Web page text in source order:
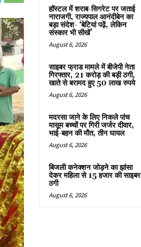
हॉस्टल में शराब-सिगरेट पर जताई
नाराजगी, राज्यपाल आनंदीबेन का
बड़ा संदेश- ‘बेटियां पढ़ें, लेकिन
संस्कार भी सीखें’
August 6, 2026
साइबर फ्राड मामले में बीजेपी नेता
गिरफ्तार, 21 करोड़ की बड़ी ठगी,
खाते से बरामद हुए 50 लाख रुपये
August 6, 2026
मदरसा जाने के लिए निकले पांच
मासूम बच्चों पर गिरी जर्जर दीवार,
भाई-बहन की मौत, तीन घायल
August 6, 2026
बिजली कनेक्शन जोड़ने का झांसा
देकर महिला से 15 हजार की साइबर
ठगी
August 6, 2026